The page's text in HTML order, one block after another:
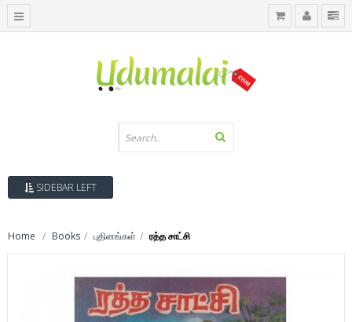
SIDEBAR LEFT
Home Books புதினங்கள் ரத்த சாட்சி